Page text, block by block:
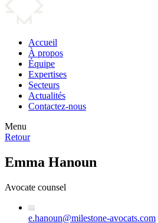
Accueil
À propos
Équipe
Expertises
Secteurs
Actualités
Contactez-nous
Menu
Retour
Emma Hanoun
Avocate counsel
e.hanoun@milestone-avocats.com